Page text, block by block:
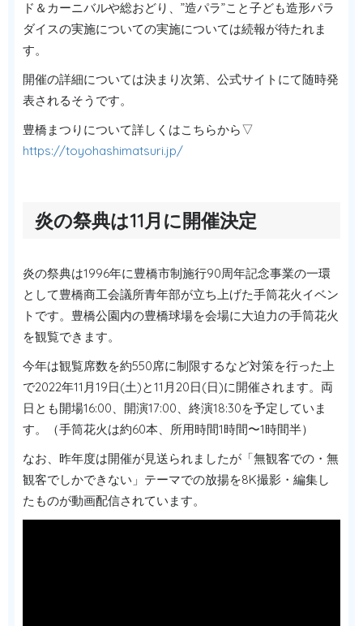
ド＆カーニバルや総おどり、”造パラ”こと子ども造形パラ
ダイスの実施についての実施については続報が待たれま
す。
開催の詳細については決まり次第、公式サイトにて随時発
表されるそうです。
豊橋まつりについて詳しくはこちらから▽
https://toyohashimatsuri.jp/
炎の祭典は11月に開催決定
炎の祭典は1996年に豊橋市制施行90周年記念事業の一環
として豊橋商工会議所青年部が立ち上げた手筒花火イベン
トです。豊橋公園内の豊橋球場を会場に大迫力の手筒花火
を観覧できます。
今年は観覧席数を約550席に制限するなど対策を行った上
で2022年11月19日(土)と11月20日(日)に開催されます。両
日とも開場16:00、開演17:00、終演18:30を予定していま
す。（手筒花火は約60本、所用時間1時間〜1時間半）
なお、昨年度は開催が見送られましたが「無観客での・無
観客でしかできない」テーマでの放揚を8K撮影・編集し
たものが動画配信されています。